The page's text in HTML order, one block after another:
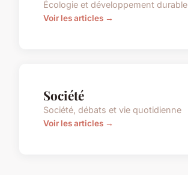
Écologie et développement durable
Voir les articles →
Société
Société, débats et vie quotidienne
Voir les articles →